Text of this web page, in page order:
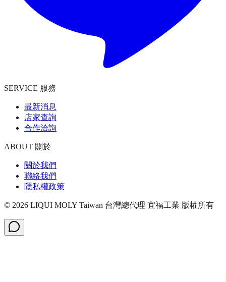
SERVICE 服務
最新消息
店家查詢
合作洽詢
ABOUT 關於
關於我們
聯絡我們
隱私權政策
© 2026 LIQUI MOLY Taiwan 台灣總代理 宜福工業 版權所有